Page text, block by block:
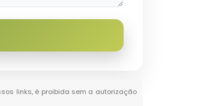
links, é proibida sem a autorização